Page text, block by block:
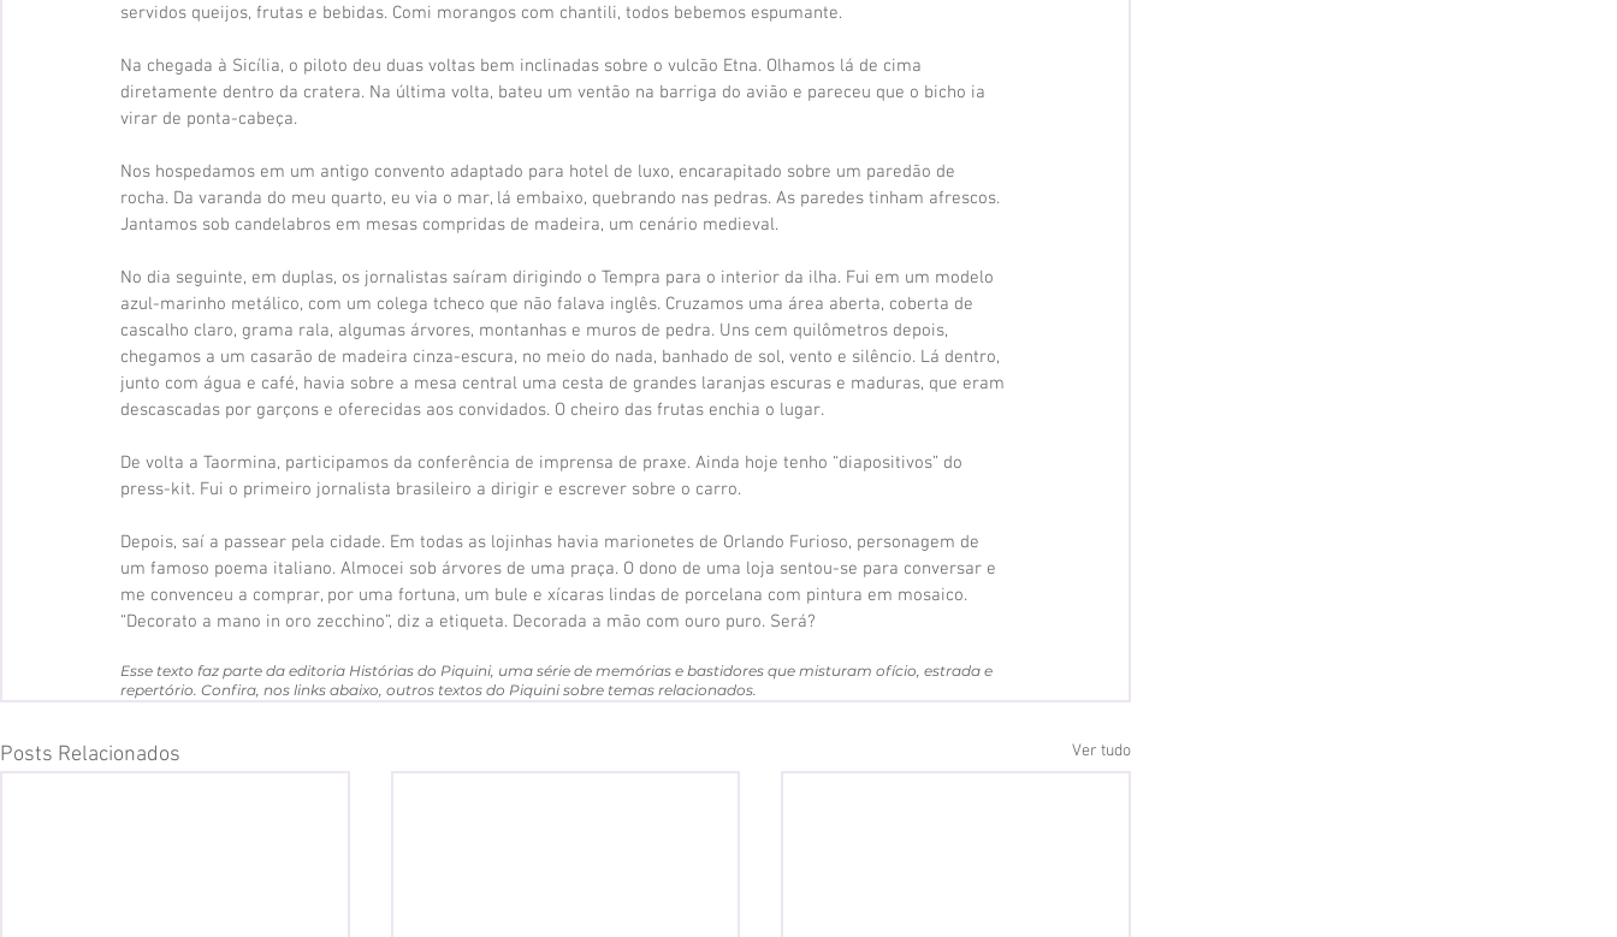
servidos queijos, frutas e bebidas. Comi morangos com chantili, todos bebemos espumante.
Na chegada à Sicília, o piloto deu duas voltas bem inclinadas sobre o vulcão Etna. Olhamos lá de cima
diretamente dentro da cratera. Na última volta, bateu um ventão na barriga do avião e pareceu que o bicho ia
virar de ponta-cabeça.
Nos hospedamos em um antigo convento adaptado para hotel de luxo, encarapitado sobre um paredão de
rocha. Da varanda do meu quarto, eu via o mar, lá embaixo, quebrando nas pedras. As paredes tinham afrescos.
Jantamos sob candelabros em mesas compridas de madeira, um cenário medieval.
No dia seguinte, em duplas, os jornalistas saíram dirigindo o Tempra para o interior da ilha. Fui em um modelo
azul-marinho metálico, com um colega tcheco que não falava inglês. Cruzamos uma área aberta, coberta de
cascalho claro, grama rala, algumas árvores, montanhas e muros de pedra. Uns cem quilômetros depois,
chegamos a um casarão de madeira cinza-escura, no meio do nada, banhado de sol, vento e silêncio. Lá dentro,
junto com água e café, havia sobre a mesa central uma cesta de grandes laranjas escuras e maduras, que eram
descascadas por garçons e oferecidas aos convidados. O cheiro das frutas enchia o lugar.
De volta a Taormina, participamos da conferência de imprensa de praxe. Ainda hoje tenho “diapositivos” do
press-kit. Fui o primeiro jornalista brasileiro a dirigir e escrever sobre o carro.
Depois, saí a passear pela cidade. Em todas as lojinhas havia marionetes de Orlando Furioso, personagem de
um famoso poema italiano. Almocei sob árvores de uma praça. O dono de uma loja sentou-se para conversar e
me convenceu a comprar, por uma fortuna, um bule e xícaras lindas de porcelana com pintura em mosaico.
“Decorato a mano in oro zecchino”, diz a etiqueta. Decorada a mão com ouro puro. Será?
Esse texto faz parte da editoria Histórias do Piquini, uma série de memórias e bastidores que misturam ofício, estrada e
repertório. Confira, nos links abaixo, outros textos do Piquini sobre temas relacionados.
Posts Relacionados Ver tudo